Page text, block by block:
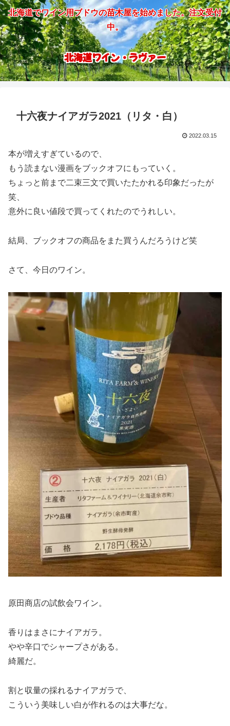
北海道でワイン用ブドウの苗木屋を始めました。注文受付
中。
北海道ワイン・ラヴァー
十六夜ナイアガラ2021（リタ・白）
2022.03.15
本が増えすぎているので、
もう読まない漫画をブックオフにもっていく。
ちょっと前まで二束三文で買いたたかれる印象だったが
笑、
意外に良い値段で買ってくれたのでうれしい。
結局、ブックオフの商品をまた買うんだろうけど笑
さて、今日のワイン。
原田商店の試飲会ワイン。
香りはまさにナイアガラ。
やや辛口でシャープさがある。
綺麗だ。
割と収量の採れるナイアガラで、
こういう美味しい白が作れるのは大事だな。